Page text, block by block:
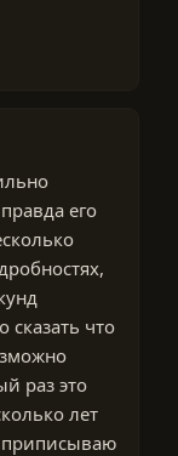
его
сказать что
раз это
лет
приписываю